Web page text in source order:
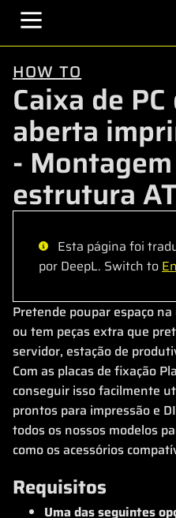
HOW TO
Caixa de
aberta
-
estrutura
Esta página foi
por DeepL. Switch to
Pretende poupar espaço
ou tem peças extra que
servidor, estação de
Com as placas de fixação
conseguir isso facilmente
prontos para impressão e
todos os nossos modelos
como os acessórios
Requisitos
Uma das seguintes